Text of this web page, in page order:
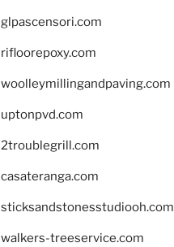
glpascensori.com
rifloorepoxy.com
woolleymillingandpaving.com
uptonpvd.com
2troublegrill.com
casateranga.com
sticksandstonesstudiooh.com
walkers-treeservice.com